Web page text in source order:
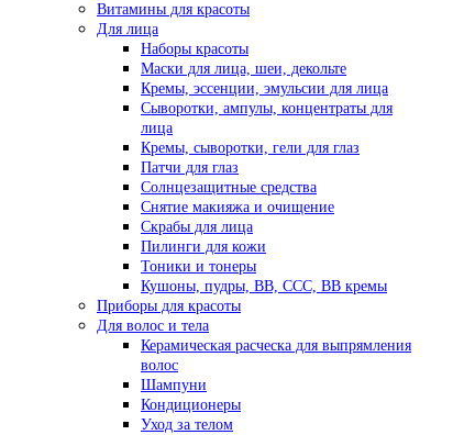
Витамины для красоты
Для лица
Наборы красоты
Маски для лица, шеи, декольте
Кремы, эссенции, эмульсии для лица
Сыворотки, ампулы, концентраты для
лица
Кремы, сыворотки, гели для глаз
Патчи для глаз
Солнцезащитные средства
Снятие макияжа и очищение
Скрабы для лица
Пилинги для кожи
Тоники и тонеры
Кушоны, пудры, ВВ, ССС, ВВ кремы
Приборы для красоты
Для волос и тела
Керамическая расческа для выпрямления
волос
Шампуни
Кондиционеры
Уход за телом